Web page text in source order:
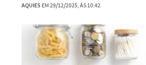
AQUIES EM 29/12/2025, ÀS 10:42